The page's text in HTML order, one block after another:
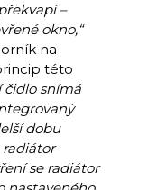
–
okno,“
na
této
čidlo snímá
dobu
radiátor
se radiátor